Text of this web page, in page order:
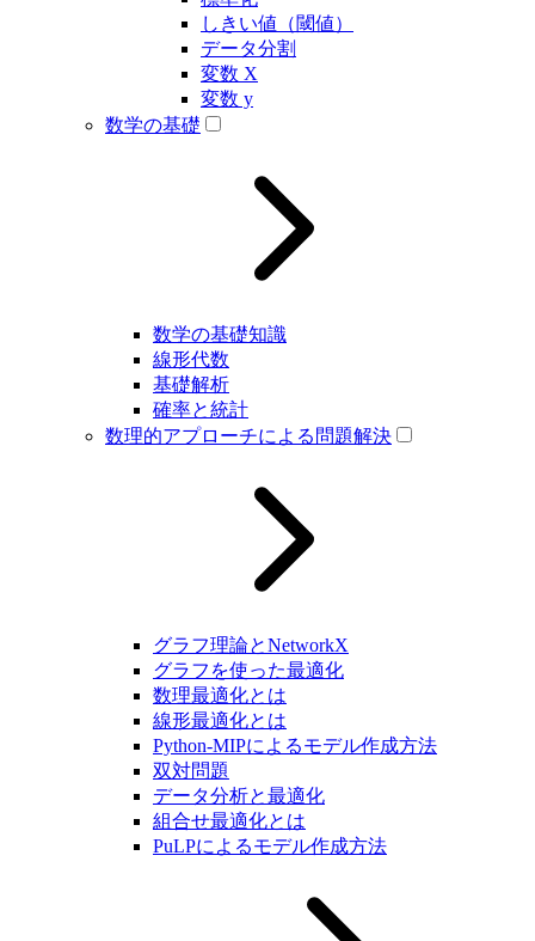
しきい値（閾値）
データ分割
変数 X
変数 y
数学の基礎
数学の基礎知識
線形代数
基礎解析
確率と統計
数理的アプローチによる問題解決
グラフ理論とNetworkX
グラフを使った最適化
数理最適化とは
線形最適化とは
Python-MIPによるモデル作成方法
双対問題
データ分析と最適化
組合せ最適化とは
PuLPによるモデル作成方法